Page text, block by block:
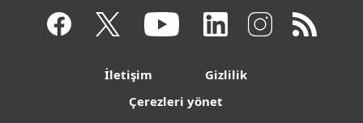
İletişim
Gizlilik
Çerezleri yönet